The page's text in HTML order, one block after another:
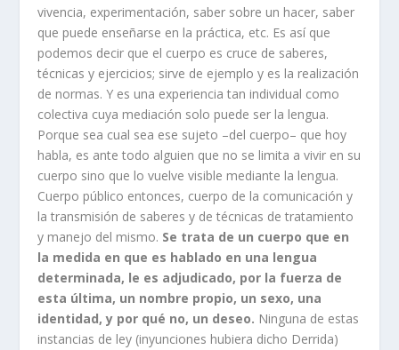
vivencia, experimentación, saber sobre un hacer, saber
que puede enseñarse en la práctica, etc. Es así que
podemos decir que el cuerpo es cruce de saberes,
técnicas y ejercicios; sirve de ejemplo y es la realización
de normas. Y es una experiencia tan individual como
colectiva cuya mediación solo puede ser la lengua.
Porque sea cual sea ese sujeto –del cuerpo– que hoy
habla, es ante todo alguien que no se limita a vivir en su
cuerpo sino que lo vuelve visible mediante la lengua.
Cuerpo público entonces, cuerpo de la comunicación y
la transmisión de saberes y de técnicas de tratamiento
y manejo del mismo. Se trata de un cuerpo que en
la medida en que es hablado en una lengua
determinada, le es adjudicado, por la fuerza de
esta última, un nombre propio, un sexo, una
identidad, y por qué no, un deseo. Ninguna de estas
instancias de ley (inyunciones hubiera dicho Derrida)